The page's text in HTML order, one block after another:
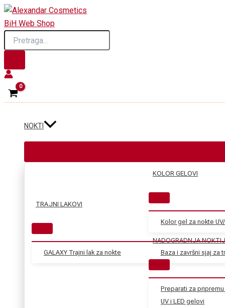
Skip
to
content
Products
search
NOKTI
TRAJNI LAKOVI
GALAXY Trajni lak za nokte Baza i završni sjaj za
KOLOR GELOVI
Kolor gel za nokte
NADOGRADNJA
Preparati za pripremu
UV i LED gelovi